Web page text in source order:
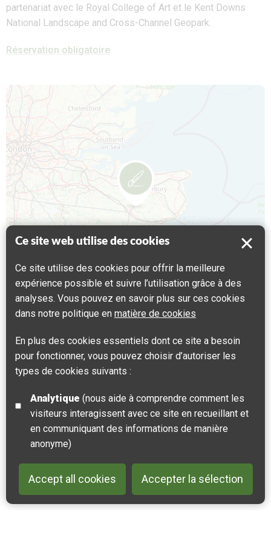
Ce site web utilise des cookies
Ce site utilise des cookies pour offrir la meilleure
expérience possible et suivre l’utilisation grâce à des
analyses. Vous pouvez en savoir plus sur ces cookies
dans notre politique en matière de cookies
En plus des cookies essentiels dont ce site a besoin
pour fonctionner, vous pouvez choisir d’autoriser les
types de cookies suivants :
Analytique
visiteurs interagissent avec ce site en recueillant et
en communiquant des informations de manière
anonyme)
Accept all cookies Accepter la sélection
partenariat avec le Royal College of Art et le Kent Downs
National Landscape and Cross-Channel Geopark.
Réservation obligatoire
Map is loading...
+
−
Back to